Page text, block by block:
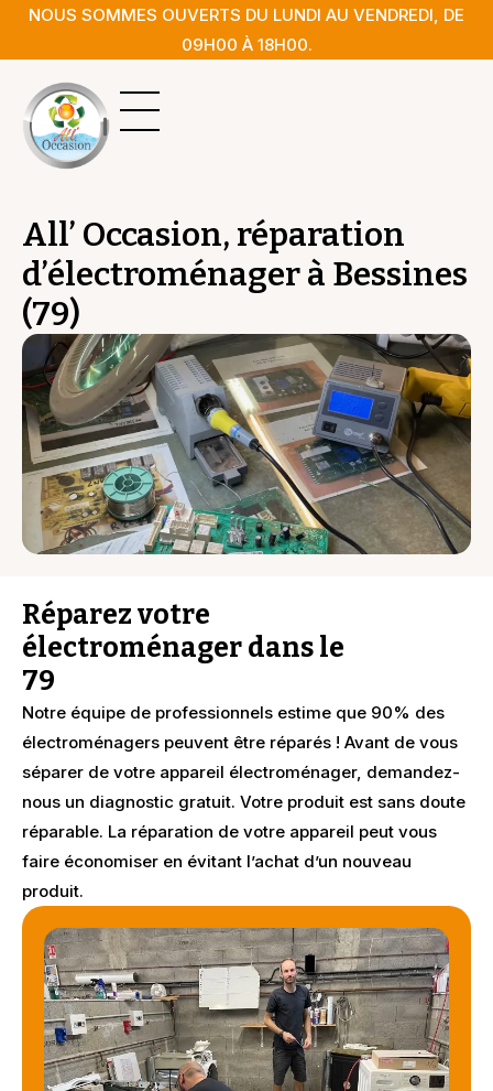
NOUS SOMMES OUVERTS DU LUNDI AU VENDREDI, DE
09H00 À 18H00.
All’ Occasion, réparation
d’électroménager à Bessines
(79)
Réparez votre
électroménager dans le
79
Notre équipe de professionnels estime que 90% des
électroménagers peuvent être réparés ! Avant de vous
séparer de votre appareil électroménager, demandez-
nous un diagnostic gratuit. Votre produit est sans doute
réparable. La réparation de votre appareil peut vous
faire économiser en évitant l’achat d’un nouveau
produit.